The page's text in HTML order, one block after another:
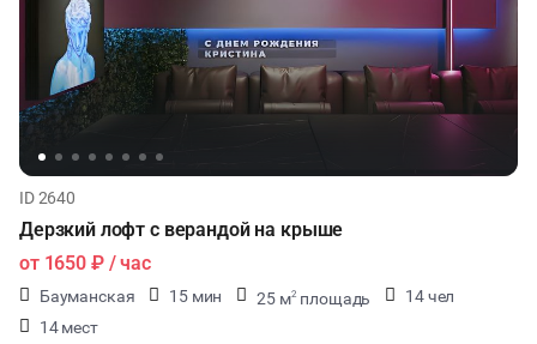
ID 2640
Дерзкий лофт с верандой на крыше
от 1650 ₽/ час
Бауманская 15 мин 25 м2 площадь
14 чел
14 мест